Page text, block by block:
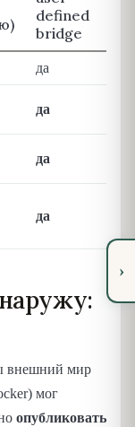
defined
bridge
да
да
да
да
внешний мир
мог
опубликовать
›